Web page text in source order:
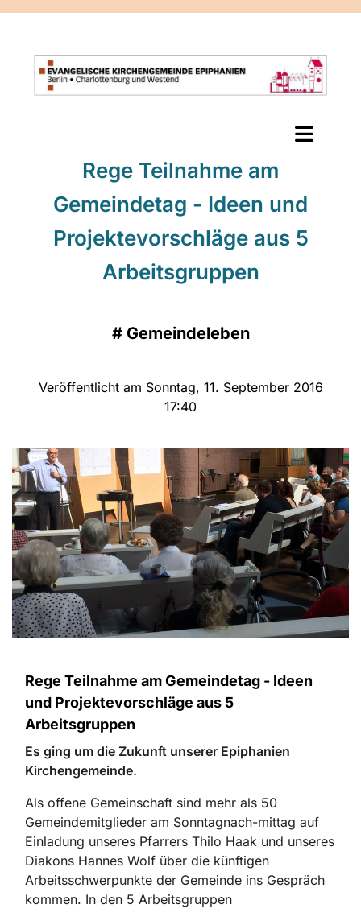
Rege Teilnahme am
Gemeindetag - Ideen und
Projektevorschläge aus 5
Arbeitsgruppen
# Gemeindeleben
Veröffentlicht am Sonntag, 11. September 2016
17:40
Rege Teilnahme am Gemeindetag - Ideen
und Projektevorschläge aus 5
Arbeitsgruppen
Es ging um die Zukunft unserer Epiphanien
Kirchengemeinde.
Als offene Gemeinschaft sind mehr als 50
Gemeindemitglieder am Sonntagnach-mittag auf
Einladung unseres Pfarrers Thilo Haak und unseres
Diakons Hannes Wolf über die künftigen
Arbeitsschwerpunkte der Gemeinde ins Gespräch
kommen. In den 5 Arbeitsgruppen